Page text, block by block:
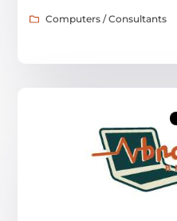
Computers / Consultants